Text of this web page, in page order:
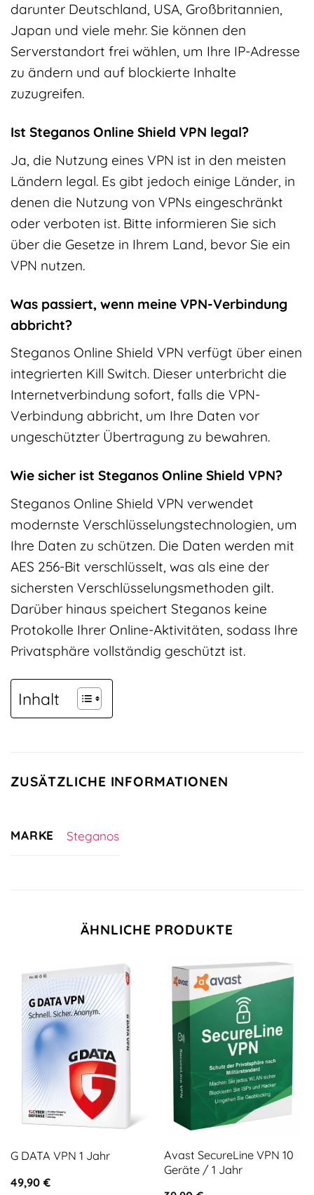
darunter Deutschland, USA, Großbritannien,
Japan und viele mehr. Sie können den
Serverstandort frei wählen, um Ihre IP-Adresse
zu ändern und auf blockierte Inhalte
zuzugreifen.
Ist Steganos Online Shield VPN legal?
Ja, die Nutzung eines VPN ist in den meisten
Ländern legal. Es gibt jedoch einige Länder, in
denen die Nutzung von VPNs eingeschränkt
oder verboten ist. Bitte informieren Sie sich
über die Gesetze in Ihrem Land, bevor Sie ein
VPN nutzen.
Was passiert, wenn meine VPN-Verbindung
abbricht?
Steganos Online Shield VPN verfügt über einen
integrierten Kill Switch. Dieser unterbricht die
Internetverbindung sofort, falls die VPN-
Verbindung abbricht, um Ihre Daten vor
ungeschützter Übertragung zu bewahren.
Wie sicher ist Steganos Online Shield VPN?
Steganos Online Shield VPN verwendet
modernste Verschlüsselungstechnologien, um
Ihre Daten zu schützen. Die Daten werden mit
AES 256-Bit verschlüsselt, was als eine der
sichersten Verschlüsselungsmethoden gilt.
Darüber hinaus speichert Steganos keine
Protokolle Ihrer Online-Aktivitäten, sodass Ihre
Privatsphäre vollständig geschützt ist.
Inhalt
ZUSÄTZLICHE INFORMATIONEN
MARKE Steganos
ÄHNLICHE PRODUKTE
G DATA VPN 1 Jahr
49,90 €
Avast SecureLine VPN 10
Geräte / 1 Jahr